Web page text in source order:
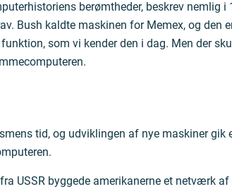
berømtheder, beskrev nemlig i
Bush kaldte maskinen for Memex, og den
som vi kender den i dag. Men der
tid, og udviklingen af nye maskiner gik
USSR byggede amerikanerne et netværk